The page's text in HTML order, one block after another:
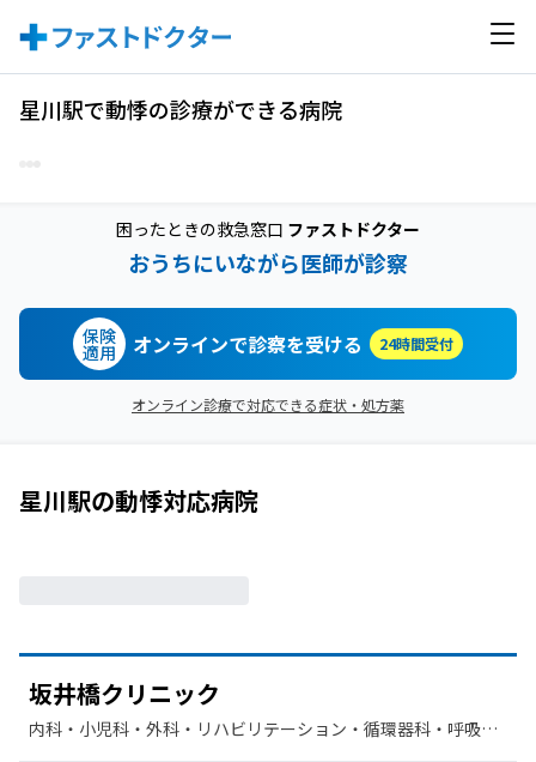
星川駅で動悸の診療ができる病院
困ったときの救急窓口 ファストドクター
おうちにいながら医師が診察
保険
適用 オンラインで診察を受ける 24時間受付
オンライン診療で対応できる症状・処方薬
星川駅の動悸対応病院
坂井橋クリニック
内科・​小児科・​外科・​リハビリテーション・​循環器科・​呼吸器